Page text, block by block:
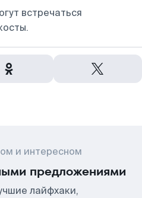
встречаться
и интересном
предложениями
лайфхаки,